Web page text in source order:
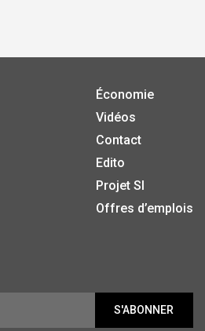
Économie
Vidéos
Contact
Edito
Projet SI
Offres d’emplois
S'ABONNER